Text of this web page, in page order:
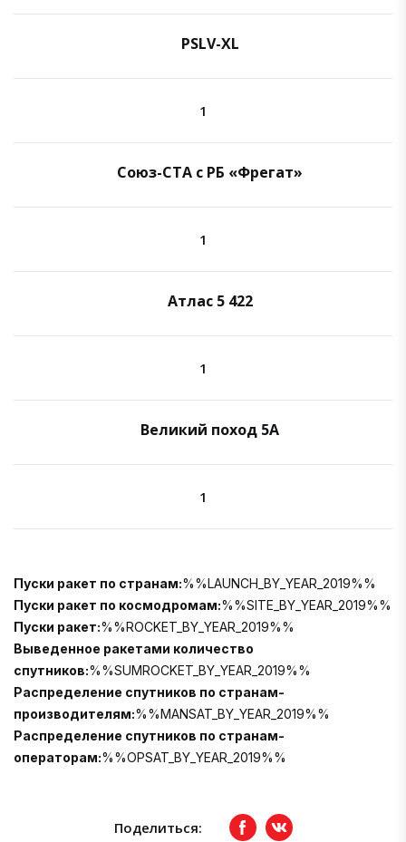
PSLV-XL
1
Союз-СТА с РБ «Фрегат»
1
Атлас 5 422
1
Великий поход 5A
1
Пуски ракет по странам:%%LAUNCH_BY_YEAR_2019%%
Пуски ракет по космодромам:%%SITE_BY_YEAR_2019%%
Пуски ракет:%%ROCKET_BY_YEAR_2019%%
Выведенное ракетами количество
спутников:%%SUMROCKET_BY_YEAR_2019%%
Распределение спутников по странам-
производителям:%%MANSAT_BY_YEAR_2019%%
Распределение спутников по странам-
операторам:%%OPSAT_BY_YEAR_2019%%
Поделиться: FacebookвКонтакте